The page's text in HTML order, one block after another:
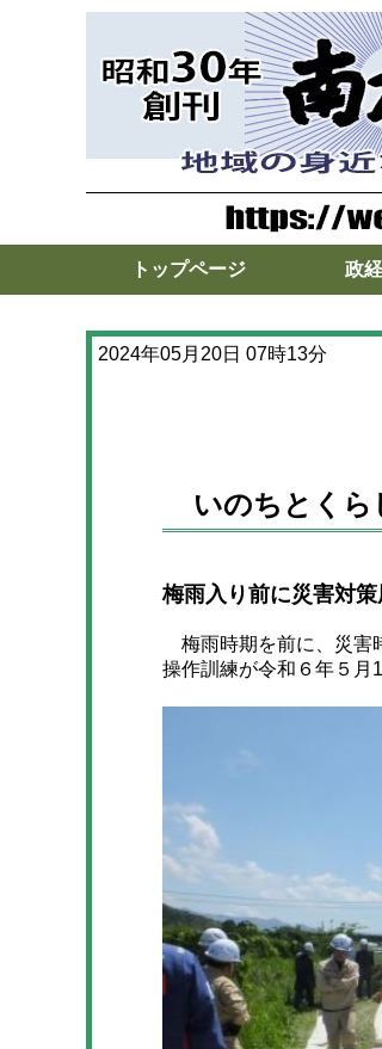
トップページ 政
2024年05月20日 07時13分
いのちとくら
梅雨入り前に災害対
梅雨時期を前に、災害
操作訓練が令和６年５月